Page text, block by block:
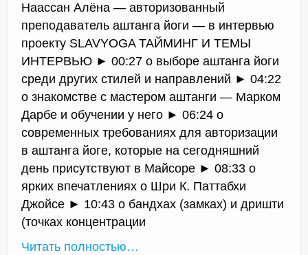
Наассан Алёна — авторизованный
преподаватель аштанга йоги — в интервью
проекту SLAVYOGA ТАЙМИНГ И ТЕМЫ
ИНТЕРВЬЮ ► 00:27 о выборе аштанга йоги
среди других стилей и направлений ► 04:22
о знакомстве с мастером аштанги — Марком
Дарбе и обучении у него ► 06:24 о
современных требованиях для авторизации
в аштанга йоге, которые на сегодняшний
день присутствуют в Майсоре ► 08:33 о
ярких впечатлениях о Шри К. Паттабхи
Джойсе ► 10:43 о бандхах (замках) и дришти
(точках концентрации
Читать полностью…